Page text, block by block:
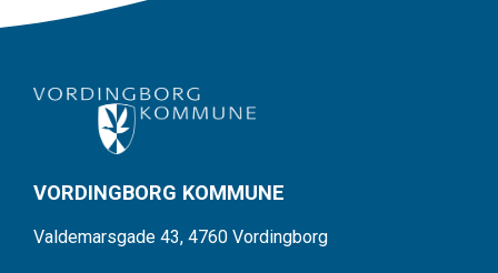
VORDINGBORG KOMMUNE
Valdemarsgade 43, 4760 Vordingborg